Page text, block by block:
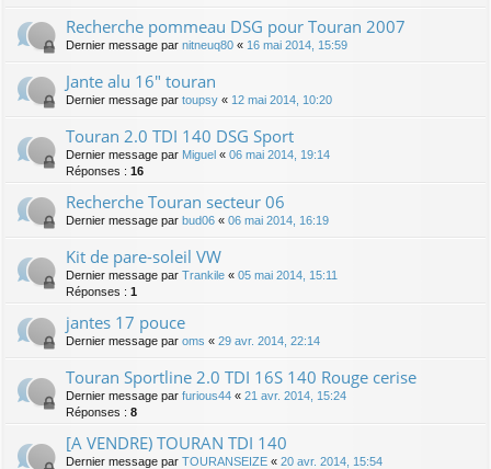
Recherche pommeau DSG pour Touran 2007
Dernier message par nitneuq80 « 16 mai 2014, 15:59
Jante alu 16" touran
Dernier message par toupsy « 12 mai 2014, 10:20
Touran 2.0 TDI 140 DSG Sport
Dernier message par Miguel « 06 mai 2014, 19:14
Réponses : 16
Recherche Touran secteur 06
Dernier message par bud06 « 06 mai 2014, 16:19
Kit de pare-soleil VW
Dernier message par Trankile « 05 mai 2014, 15:11
Réponses : 1
jantes 17 pouce
Dernier message par oms « 29 avr. 2014, 22:14
Touran Sportline 2.0 TDI 16S 140 Rouge cerise
Dernier message par furious44 « 21 avr. 2014, 15:24
Réponses : 8
[A VENDRE) TOURAN TDI 140
Dernier message par TOURANSEIZE « 20 avr. 2014, 15:54